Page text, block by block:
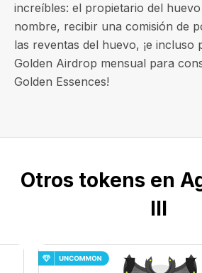
increíbles: el propietario del
nombre, recibir una comisión de
las reventas del huevo, ¡e incluso
Golden Airdrop mensual para
Golden Essences!
Otros tokens en
III